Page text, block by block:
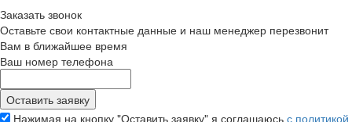
Заказать звонок
Оставьте свои контактные данные и наш менеджер перезвонит
Вам в ближайшее время
Ваш номер телефона
Нажимая на кнопку "Оставить заявку" я соглашаюсь с политикой